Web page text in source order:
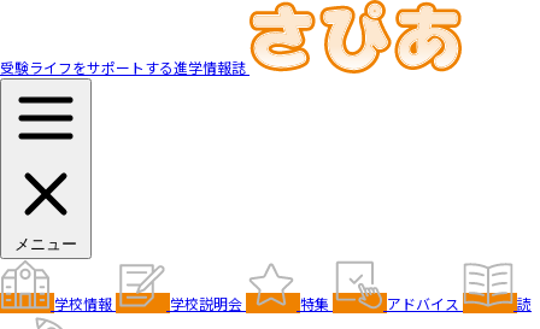
受験ライフをサポートする進学情報誌
メニュー
学校情報 学校説明会 特集 アドバイス 読